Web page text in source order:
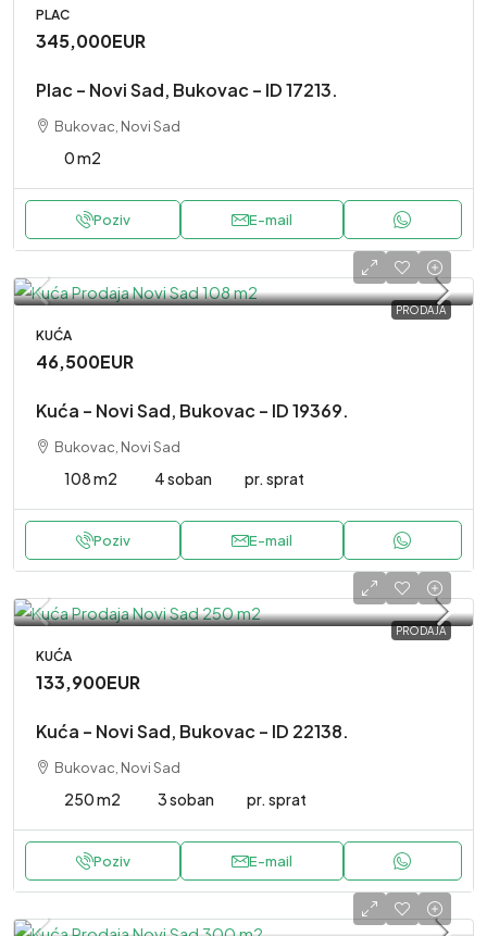
PLAC
345,000EUR
Plac – Novi Sad, Bukovac – ID 17213.
Bukovac, Novi Sad
0 m2
Poziv E-mail
PRODAJA
KUĆA
46,500EUR
Kuća – Novi Sad, Bukovac – ID 19369.
Bukovac, Novi Sad
108 m2 4 soban pr. sprat
Poziv E-mail
PRODAJA
KUĆA
133,900EUR
Kuća – Novi Sad, Bukovac – ID 22138.
Bukovac, Novi Sad
250 m2 3 soban pr. sprat
Poziv E-mail